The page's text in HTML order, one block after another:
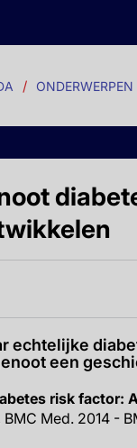
ONDERWERPEN
echtelijke
een
risk
Med. 2014 -